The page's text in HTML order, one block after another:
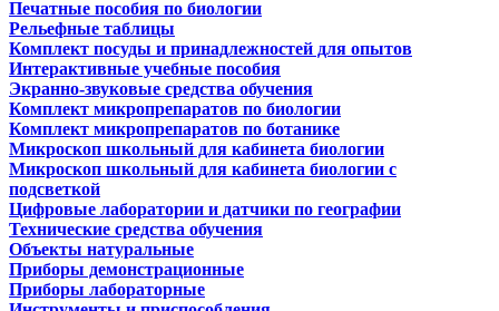
Печатные пособия по биологии
Рельефные таблицы
Комплект посуды и принадлежностей для опытов
Интерактивные учебные пособия
Экранно-звуковые средства обучения
Комплект микропрепаратов по биологии
Комплект микропрепаратов по ботанике
Микроскоп школьный для кабинета биологии
Микроскоп школьный для кабинета биологии с
подсветкой
Цифровые лаборатории и датчики по географии
Технические средства обучения
Объекты натуральные
Приборы демонстрационные
Приборы лабораторные